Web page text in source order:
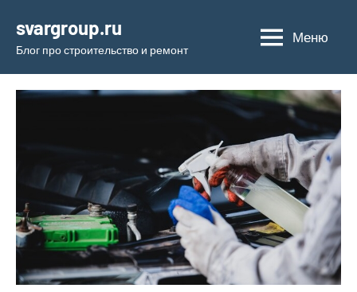
содержимому
svargroup.ru
Блог про строительство и ремонт
Меню